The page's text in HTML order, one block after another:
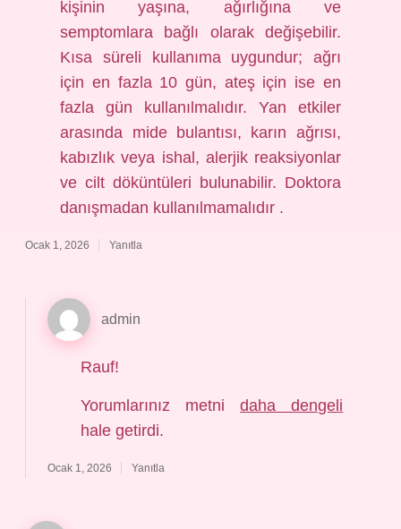
kişinin yaşına, ağırlığına ve
semptomlara bağlı olarak değişebilir.
Kısa süreli kullanıma uygundur; ağrı
için en fazla 10 gün, ateş için ise en
fazla gün kullanılmalıdır. Yan etkiler
arasında mide bulantısı, karın ağrısı,
kabızlık veya ishal, alerjik reaksiyonlar
ve cilt döküntüleri bulunabilir. Doktora
danışmadan kullanılmamalıdır .
Ocak 1, 2026 Yanıtla
admin
Rauf!
Yorumlarınız metnidaha dengeli
hale getirdi.
Ocak 1, 2026 Yanıtla